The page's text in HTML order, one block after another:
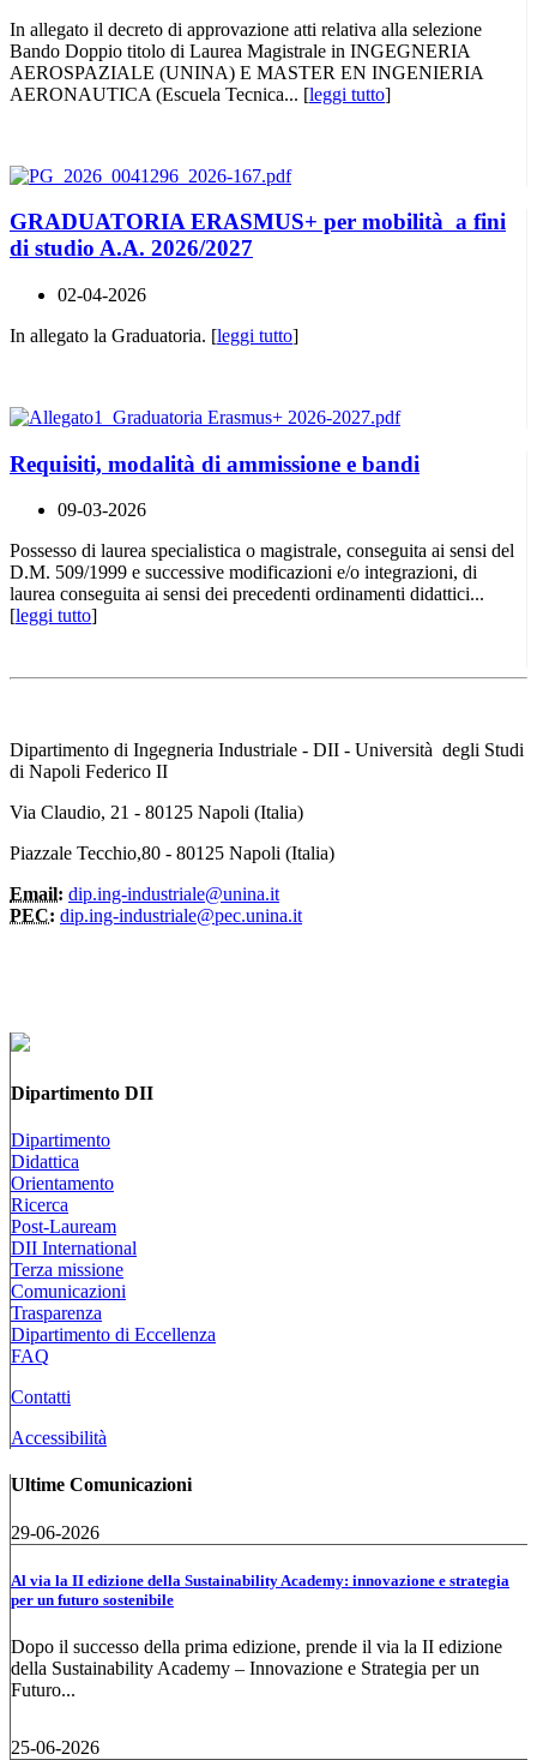
In allegato il decreto di approvazione atti relativa alla selezione
Bando Doppio titolo di Laurea Magistrale in INGEGNERIA
AEROSPAZIALE (UNINA) E MASTER EN INGENIERIA
AERONAUTICA (Escuela Tecnica... [leggi tutto]
GRADUATORIA ERASMUS+ per mobilità a fini
di studio A.A. 2026/2027
02-04-2026
In allegato la Graduatoria. [leggi tutto]
Requisiti, modalità di ammissione e bandi
09-03-2026
Possesso di laurea specialistica o magistrale, conseguita ai sensi del
D.M. 509/1999 e successive modificazioni e/o integrazioni, di
laurea conseguita ai sensi dei precedenti ordinamenti didattici...
[leggi tutto]
Dipartimento di Ingegneria Industriale - DII - Università degli Studi
di Napoli Federico II
Via Claudio, 21 - 80125 Napoli (Italia)
Piazzale Tecchio,80 - 80125 Napoli (Italia)
Email: dip.ing-industriale@unina.it
PEC: dip.ing-industriale@pec.unina.it
Dipartimento DII
Dipartimento
Didattica
Orientamento
Ricerca
Post-Lauream
DII International
Terza missione
Comunicazioni
Trasparenza
Dipartimento di Eccellenza
FAQ
Contatti
Accessibilità
Ultime Comunicazioni
29-06-2026
Al via la II edizione della Sustainability Academy: innovazione e strategia
per un futuro sostenibile
Dopo il successo della prima edizione, prende il via la II edizione
della Sustainability Academy – Innovazione e Strategia per un
Futuro...
25-06-2026